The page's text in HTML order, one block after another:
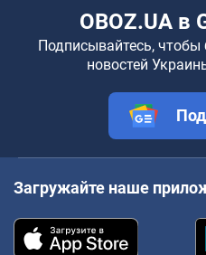
OBOZ.UA в
Подписывайтесь, чтобы
новостей
Загружайте наше